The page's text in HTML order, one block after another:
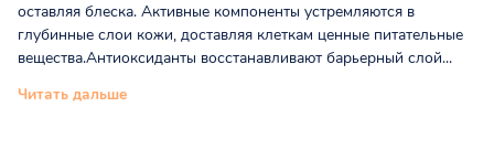
оставляя блеска. Активные компоненты устремляются в
глубинные слои кожи, доставляя клеткам ценные питательные
вещества.Антиоксиданты восстанавливают барьерный слой...
Читать дальше